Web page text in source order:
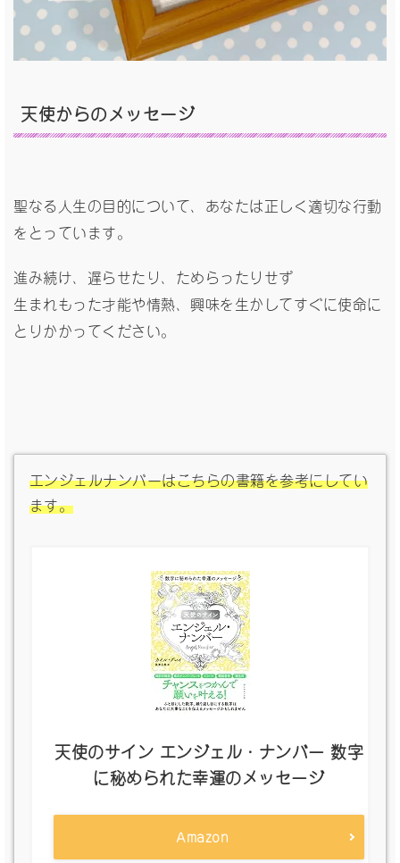
天使からのメッセージ
聖なる人生の目的について、あなたは正しく適切な行動
をとっています。
進み続け、遅らせたり、ためらったりせず
生まれもった才能や情熱、興味を生かしてすぐに使命に
とりかかってください。
エンジェルナンバーはこちらの書籍を参考にしてい
ます。
天使のサイン エンジェル・ナンバー 数字
に秘められた幸運のメッセージ
Amazon